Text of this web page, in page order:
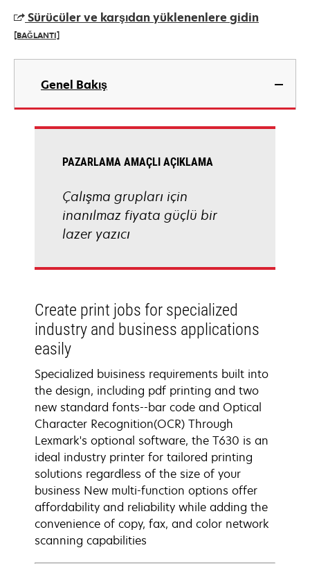
Sürücüler ve karşıdan yüklenenlere gidin
[BAĞLANTI]
opens
new
Genel Bakış
PAZARLAMA AMAÇLI AÇIKLAMA
Çalışma grupları için
inanılmaz fiyata güçlü bir
lazer yazıcı
Create print jobs for specialized
industry and business applications
easily
Specialized buisiness requirements built into
the design, including pdf printing and two
new standard fonts--bar code and Optical
Character Recognition(OCR) Through
Lexmark's optional software, the T630 is an
ideal industry printer for tailored printing
solutions regardless of the size of your
business New multi-function options offer
affordability and reliability while adding the
convenience of copy, fax, and color network
scanning capabilities